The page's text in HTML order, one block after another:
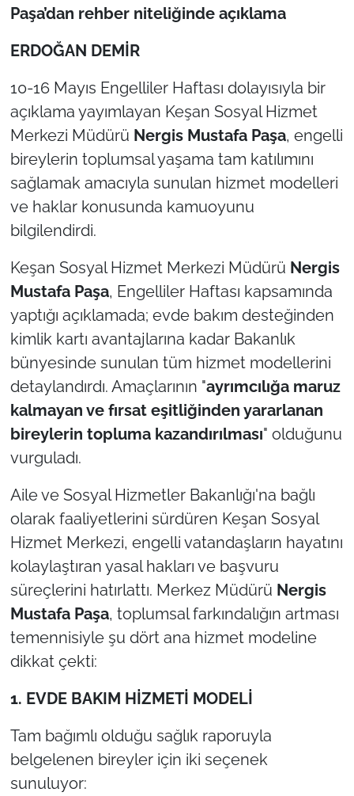
Paşa’dan rehber niteliğinde açıklama
ERDOĞAN DEMİR
10-16 Mayıs Engelliler Haftası dolayısıyla bir
açıklama yayımlayan Keşan Sosyal Hizmet
Merkezi Müdürü Nergis Mustafa Paşa, engelli
bireylerin toplumsal yaşama tam katılımını
sağlamak amacıyla sunulan hizmet modelleri
ve haklar konusunda kamuoyunu
bilgilendirdi.
Keşan Sosyal Hizmet Merkezi Müdürü Nergis
Mustafa Paşa, Engelliler Haftası kapsamında
yaptığı açıklamada; evde bakım desteğinden
kimlik kartı avantajlarına kadar Bakanlık
bünyesinde sunulan tüm hizmet modellerini
detaylandırdı. Amaçlarının "ayrımcılığa maruz
kalmayan ve fırsat eşitliğinden yararlanan
bireylerin topluma kazandırılması" olduğunu
vurguladı.
Aile ve Sosyal Hizmetler Bakanlığı'na bağlı
olarak faaliyetlerini sürdüren Keşan Sosyal
Hizmet Merkezi, engelli vatandaşların hayatını
kolaylaştıran yasal hakları ve başvuru
süreçlerini hatırlattı. Merkez Müdürü Nergis
Mustafa Paşa, toplumsal farkındalığın artması
temennisiyle şu dört ana hizmet modeline
dikkat çekti:
1. EVDE BAKIM HİZMETİ MODELİ
Tam bağımlı olduğu sağlık raporuyla
belgelenen bireyler için iki seçenek
sunuluyor:
TEKİRDAĞ
KIRKLARELİ
ÇANAKKALE
TÜRKİYE
Bölge
Güvenlik
Politika
Flaş Haber
Dış Haberler
Magazin
İş Dünyası
Bilim Teknoloji
English News
Canlı Maç
Finans
Genel-A
Gündem-Eğitim